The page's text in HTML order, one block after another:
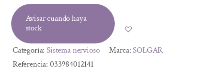
era:
46,24 €.
es:
39,77 €.
Avisar cuando haya
stock
Categoría:Sistema nervioso Marca:SOLGAR
Referencia: 033984012141